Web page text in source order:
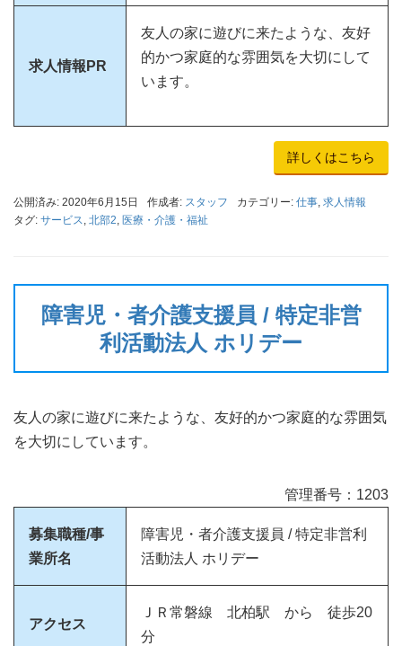
求人情報PR
友人の家に遊びに来たような、友好
的かつ家庭的な雰囲気を大切にして
います。
詳しくはこちら
公開済み: 2020年6月15日 作成者: スタッフ カテゴリー: 仕事 求人情報
タグ: サービス 北部2 医療・介護・福祉
障害児・者介護支援員 / 特定非営
利活動法人 ホリデー
友人の家に遊びに来たような、友好的かつ家庭的な雰囲気
を大切にしています。
管理番号：1203
募集職種/事
業所名
障害児・者介護支援員 / 特定非営利
活動法人 ホリデー
アクセス
ＪＲ常磐線 北柏駅 から 徒歩20
分